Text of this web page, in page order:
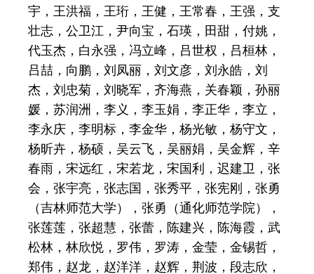
宇，王洪福，王珩，王健，王常春，王强，支
壮志，公卫江，尹向宝，石瑛，田甜，付姚，
代玉杰，白永强，冯立峰，吕世权，吕桓林，
吕喆，向鹏，刘凤丽，刘文彦，刘永皓，刘
杰，刘忠菊，刘晓军，齐海燕，关春颖，孙丽
媛，苏润洲，李义，李玉娟，李正华，李立，
李永庆，李明标，李金华，杨光敏，杨守文，
杨昕卉，杨硕，吴云飞，吴丽娟，吴金辉，辛
春雨，宋远红，宋若龙，宋国利，迟建卫，张
会，张宇亮，张志国，张秀平，张宪刚，张勇
（吉林师范大学），张勇（通化师范学院），
张莲莲，张超慧，张蕾，陈建兴，陈海霞，武
松林，林欣悦，罗伟，罗涛，金莹，金锡哲，
郑伟，赵龙，赵洋洋，赵辉，荆波，段志欣，